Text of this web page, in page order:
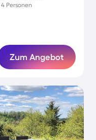
Personen
Zum Angebot